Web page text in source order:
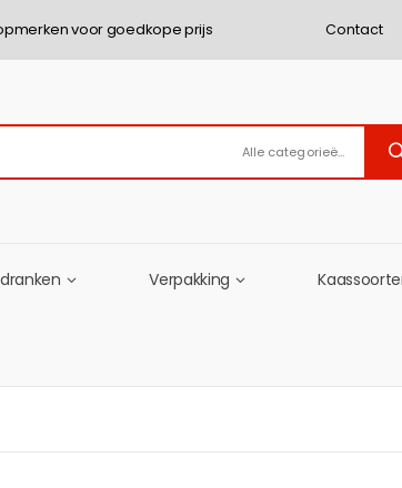
voor goedkope prijs Contact
Alle categorieën
Verpakking